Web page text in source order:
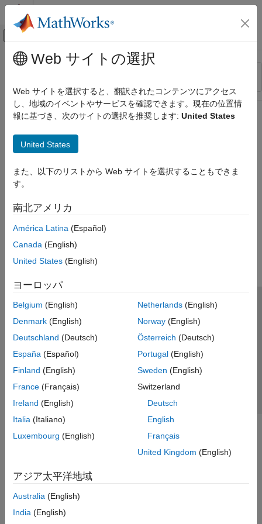
コンテンツへスキップ
オフキャンバス ナビゲーション メ
リソース
ステータス
メインコンテンツ
Web サイトの選択
Web サイトを選択すると、翻訳されたコンテンツにアクセス
し、地域のイベントやサービスを確認できます。現在の位置情
報に基づき、次のサイトの選択を推奨します: United States
United States
また、以下のリストから Web サイトを選択することもできま
す。
南北アメリカ
América Latina (Español)
Canada (English)
United States (English)
ヨーロッパ
Belgium (English)
Denmark (English)
Deutschland (Deutsch)
España (Español)
Finland (English)
France (Français)
Ireland (English)
Italia (Italiano)
Luxembourg (English)
Netherlands(English)
Norway(English)
Österreich (Deutsch)
Portugal(English)
Sweden (English)
Switzerland
Deutsch
English
Français
United Kingdom (English)
アジア太平洋地域
Australia (English)
India (English)
トラストセンター
プライバシー ポリシー
違法コピー防止
アプリケーション ステータス
© 1994-2026 The MathWorks, Inc.